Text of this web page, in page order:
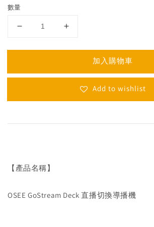
數量
加入購物車
Add to wishlist
【產品名稱】
OSEE GoStream Deck 直播切換導播機